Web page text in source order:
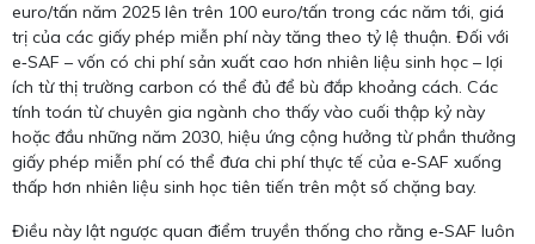
euro/tấn năm 2025 lên trên 100 euro/tấn trong các năm tới, giá
trị của các giấy phép miễn phí này tăng theo tỷ lệ thuận. Đối với
e‑SAF – vốn có chi phí sản xuất cao hơn nhiên liệu sinh học – lợi
ích từ thị trường carbon có thể đủ để bù đắp khoảng cách. Các
tính toán từ chuyên gia ngành cho thấy vào cuối thập kỷ này
hoặc đầu những năm 2030, hiệu ứng cộng hưởng từ phần thưởng
giấy phép miễn phí có thể đưa chi phí thực tế của e‑SAF xuống
thấp hơn nhiên liệu sinh học tiên tiến trên một số chặng bay.
Điều này lật ngược quan điểm truyền thống cho rằng e‑SAF luôn